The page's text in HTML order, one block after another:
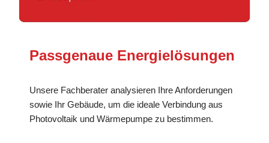
Passgenaue Energielösungen
Unsere Fachberater analysieren Ihre Anforderungen
sowie Ihr Gebäude, um die ideale Verbindung aus
Photovoltaik und Wärmepumpe zu bestimmen.